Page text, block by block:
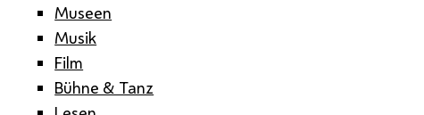
Museen
Musik
Film
Bühne & Tanz